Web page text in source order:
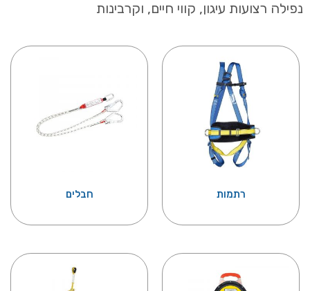
נפילה רצועות עיגון, קווי חיים, וקרבינות
רתמות חבלים